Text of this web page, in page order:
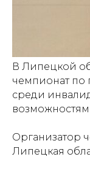
В Липецкой
чемпионат по
среди
Организатор
Липецкая